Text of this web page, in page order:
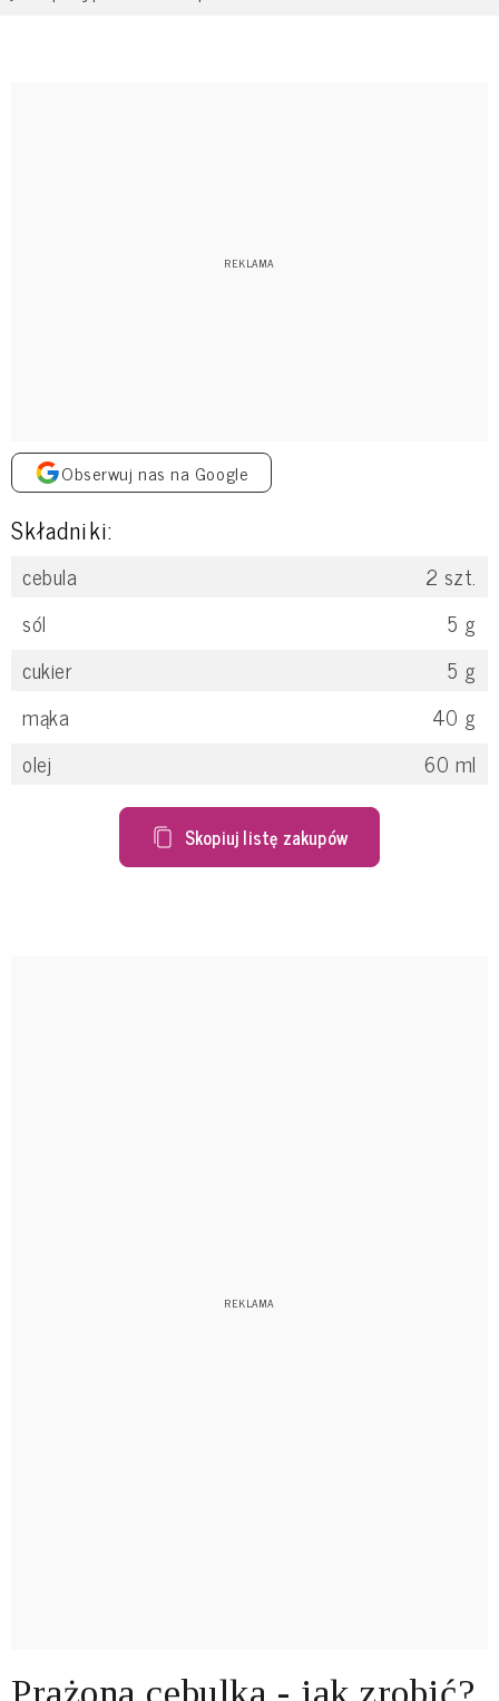
Obserwuj nas na Google
Składniki:
cebula 2 szt.
sól
5 g
cukier
5 g
mąka
40 g
olej
60 ml
Skopiuj listę zakupów
Prażona cebulka - jak zrobić?